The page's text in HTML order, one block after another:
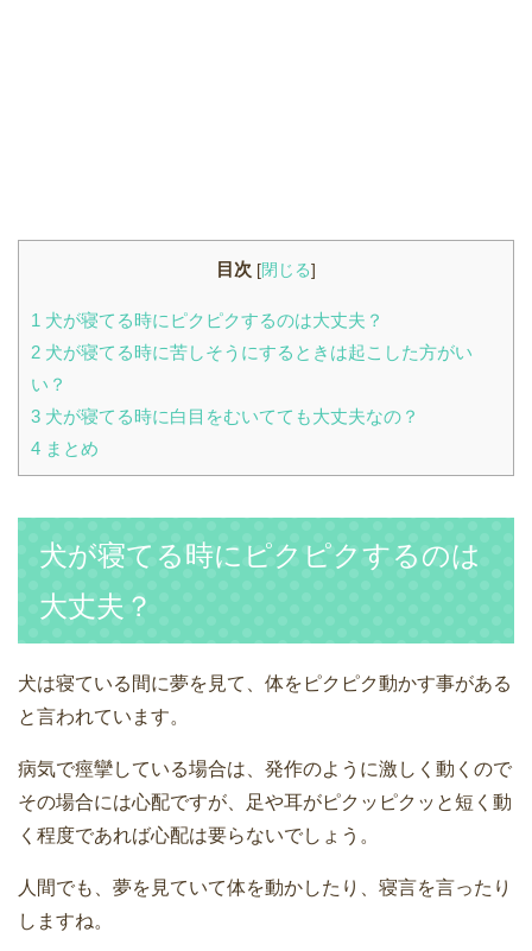
目次 [閉じる]
1 犬が寝てる時にピクピクするのは大丈夫？
2 犬が寝てる時に苦しそうにするときは起こした方がい
い？
3 犬が寝てる時に白目をむいてても大丈夫なの？
4 まとめ
犬が寝てる時にピクピクするのは
大丈夫？
犬は寝ている間に夢を見て、体をピクピク動かす事がある
と言われています。
病気で痙攣している場合は、発作のように激しく動くので
その場合には心配ですが、足や耳がピクッピクッと短く動
く程度であれば心配は要らないでしょう。
人間でも、夢を見ていて体を動かしたり、寝言を言ったり
しますね。